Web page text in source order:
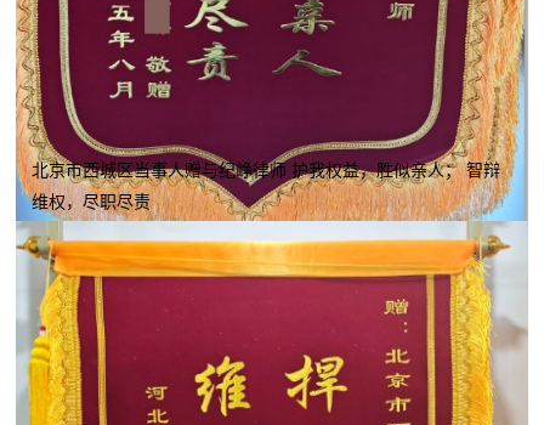
北京市西城区当事人赠与纪峥律师 护我权益，胜似亲人； 智辩
维权，尽职尽责